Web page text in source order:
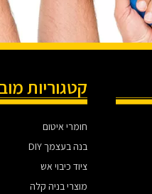
קטגוריות
חומרי איטום
בנה בעצמך DIY
ציוד כיבוי אש
מוצרי בניה קלה